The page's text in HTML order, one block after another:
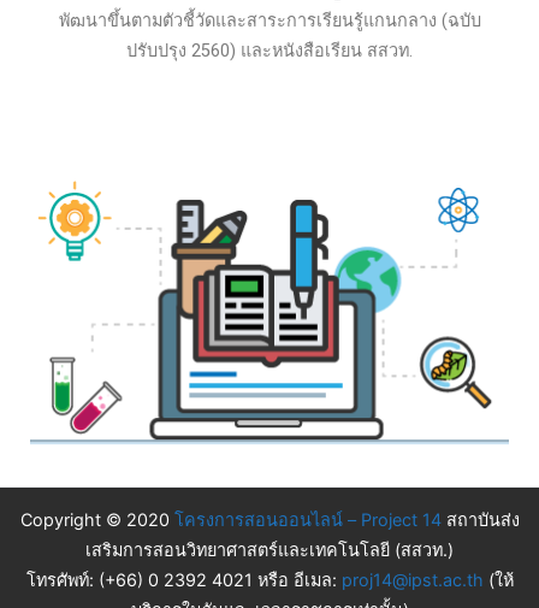
พัฒนาขึ้นตามตัวชี้วัดและสาระการเรียนรู้แกนกลาง (ฉบับ
ปรับปรุง 2560) และหนังสือเรียน สสวท.
Copyright © 2020 โครงการสอนออนไลน์ – Project 14สถาบันส่ง
เสริมการสอนวิทยาศาสตร์และเทคโนโลยี (สสวท.)
โทรศัพท์: (+66) 0 2392 4021 หรือ อีเมล: proj14@ipst.ac.th (ให้